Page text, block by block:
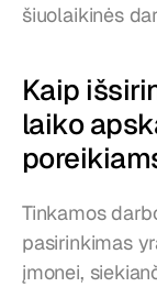
šiuolaikinės
Kaip
laiko
Tinkamos
pasirinkimas
įmonei,